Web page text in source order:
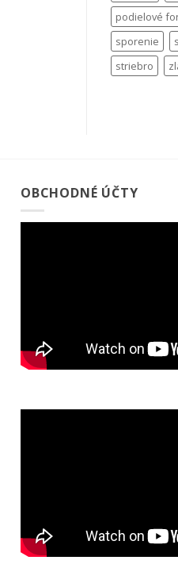
podielové
sporenie
striebro
OBCHODNÉ ÚČTY